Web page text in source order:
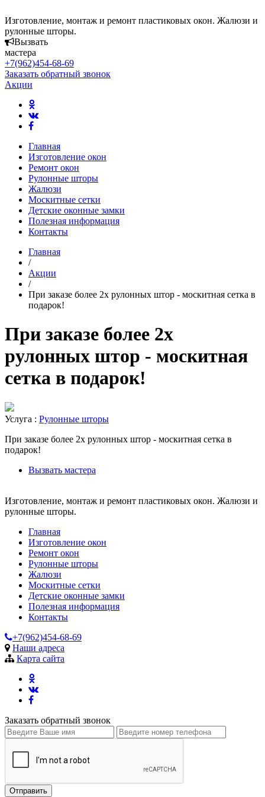
Изготовление, монтаж и ремонт пластиковых окон. Жалюзи и
рулонные шторы.
Вызвать
мастера
+7(962)454-68-69
Заказать обратный звонок
Акции
Главная
Изготовление окон
Ремонт окон
Рулонные шторы
Жалюзи
Москитные сетки
Детские оконные замки
Полезная информация
Контакты
Главная
/
Акции
/
При заказе более 2х рулонных штор - москитная сетка в
подарок!
При заказе более 2х
рулонных штор - москитная
сетка в подарок!
Услуга : Рулонные шторы
При заказе более 2х рулонных штор - москитная сетка в
подарок!
Вызвать мастера
Изготовление, монтаж и ремонт пластиковых окон. Жалюзи и
рулонные шторы.
Главная
Изготовление окон
Ремонт окон
Рулонные шторы
Жалюзи
Москитные сетки
Детские оконные замки
Полезная информация
Контакты
+7(962)454-68-69
Наши адреса
Карта сайта
Заказать обратный звонок
Отправить